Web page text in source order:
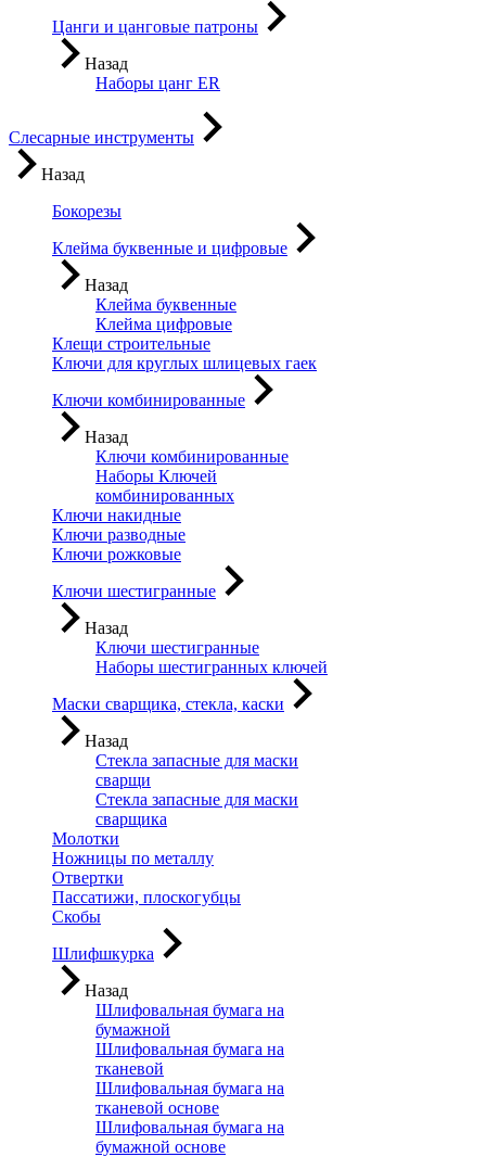
Цанги и цанговые патроны
Назад
Наборы цанг ER
Слесарные инструменты
Назад
Бокорезы
Клейма буквенные и цифровые
Назад
Клейма буквенные
Клейма цифровые
Клещи строительные
Ключи для круглых шлицевых гаек
Ключи комбинированные
Назад
Ключи комбинированные
Наборы Ключей
комбинированных
Ключи накидные
Ключи разводные
Ключи рожковые
Ключи шестигранные
Назад
Ключи шестигранные
Наборы шестигранных ключей
Маски сварщика, стекла, каски
Назад
Стекла запасные для маски
сварщи
Стекла запасные для маски
сварщика
Молотки
Ножницы по металлу
Отвертки
Пассатижи, плоскогубцы
Скобы
Шлифшкурка
Назад
Шлифовальная бумага на
бумажной
Шлифовальная бумага на
тканевой
Шлифовальная бумага на
тканевой основе
Шлифовальная бумага на
бумажной основе